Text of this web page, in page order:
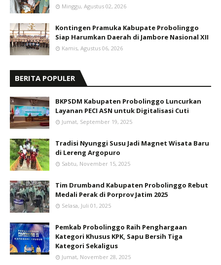
Minggu, Agustus 02, 2026
Kontingen Pramuka Kabupate Probolinggo
Siap Harumkan Daerah di Jambore Nasional XII
Kamis, Agustus 06, 2026
BERITA POPULER
BKPSDM Kabupaten Probolinggo Luncurkan
Layanan PECI ASN untuk Digitalisasi Cuti
Jumat, September 19, 2025
Tradisi Nyunggi Susu Jadi Magnet Wisata Baru
di Lereng Argopuro
Sabtu, November 15, 2025
Tim Drumband Kabupaten Probolinggo Rebut
Medali Perak di Porprov Jatim 2025
Selasa, Juli 01, 2025
Pemkab Probolinggo Raih Penghargaan
Kategori Khusus KPK, Sapu Bersih Tiga
Kategori Sekaligus
Jumat, November 28, 2025